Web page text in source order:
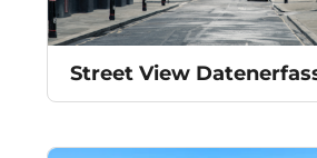
Street View